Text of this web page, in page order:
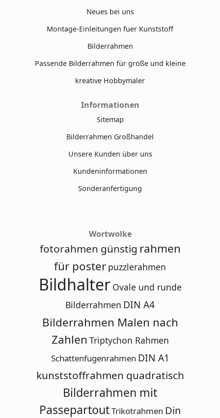
Neues bei uns
Montage-Einleitungen fuer Kunststoff
Bilderrahmen
Passende Bilderrahmen für große und kleine
kreative Hobbymaler
Informationen
Sitemap
Bilderrahmen Großhandel
Unsere Kunden über uns
Kundeninformationen
Sonderanfertigung
Wortwolke
fotorahmen günstig rahmen
für poster puzzlerahmen
Bildhalter Ovale und runde
Bilderrahmen DIN A4
Bilderrahmen Malen nach
Zahlen Triptychon Rahmen
Schattenfugenrahmen DIN A1
kunststoffrahmen quadratisch
Bilderrahmen mit
PassepartoutTrikotrahmen Din